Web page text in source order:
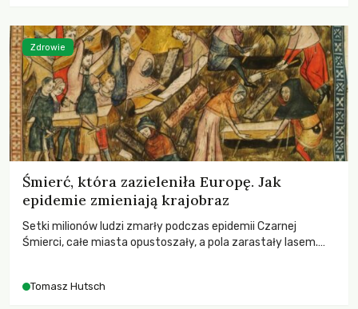
Śmierć, która zazieleniła Europę. Jak
epidemie zmieniają krajobraz
Setki milionów ludzi zmarły podczas epidemii Czarnej
Śmierci, całe miasta opustoszały, a pola zarastały lasem.
największych katastrof w swoich dziejach.
Tomasz Hutsch
Zdrowie